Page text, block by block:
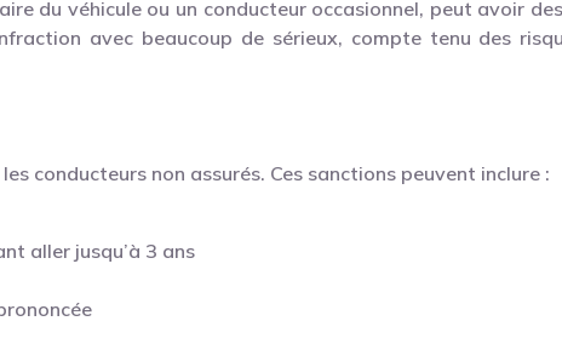
du véhicule ou un conducteur occasionnel, peut avoir
avec beaucoup de sérieux, compte tenu des
conducteurs non assurés. Ces sanctions peuvent inclure :
aller jusqu’à 3 ans